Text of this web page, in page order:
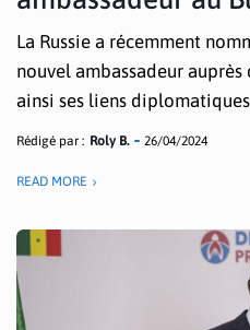
La Russie a récemment
nouvel ambassadeur
ainsi ses liens
Rédigé par : Roly B. 26/04/2024
READ MORE